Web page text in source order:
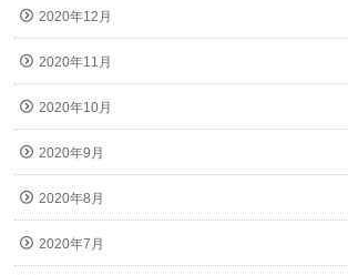
2020年12月
2020年11月
2020年10月
2020年9月
2020年8月
2020年7月